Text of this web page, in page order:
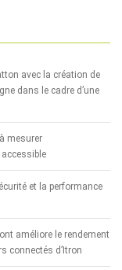
avec la création de
dans le cadre d’une
mesurer
et la performance
améliore le rendement
connectés d’Itron